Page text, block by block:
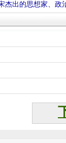
杰出的思想家、政